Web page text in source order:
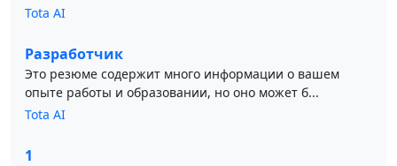
Tota AI
Разработчик
Это резюме содержит много информации о вашем
опыте работы и образовании, но оно может б...
Tota AI
1